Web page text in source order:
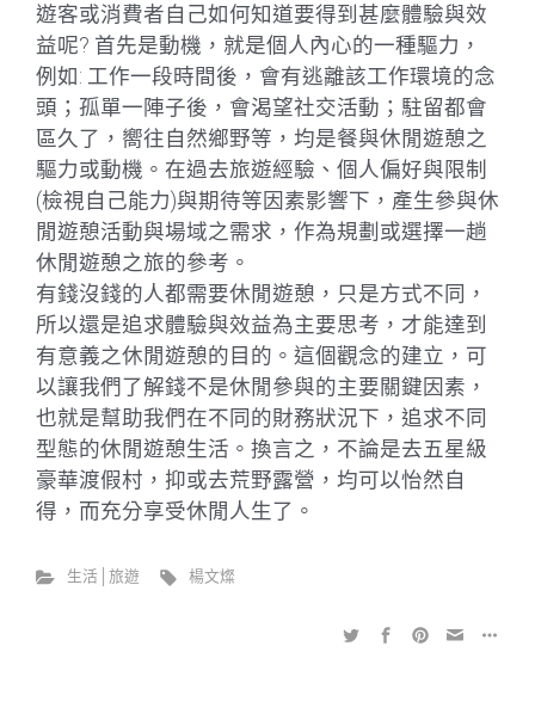
遊客或消費者自己如何知道要得到甚麼體驗與效
益呢? 首先是動機，就是個人內心的一種驅力，
例如: 工作一段時間後，會有逃離該工作環境的念
頭；孤單一陣子後，會渴望社交活動；駐留都會
區久了，嚮往自然鄉野等，均是餐與休閒遊憩之
驅力或動機。在過去旅遊經驗、個人偏好與限制
(檢視自己能力)與期待等因素影響下，產生參與休
閒遊憩活動與場域之需求，作為規劃或選擇一趟
休閒遊憩之旅的參考。
有錢沒錢的人都需要休閒遊憩，只是方式不同，
所以還是追求體驗與效益為主要思考，才能達到
有意義之休閒遊憩的目的。這個觀念的建立，可
以讓我們了解錢不是休閒參與的主要關鍵因素，
也就是幫助我們在不同的財務狀況下，追求不同
型態的休閒遊憩生活。換言之，不論是去五星級
豪華渡假村，抑或去荒野露營，均可以怡然自
得，而充分享受休閒人生了。
生活│旅遊 楊文燦